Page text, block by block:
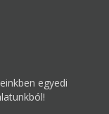
egyedi